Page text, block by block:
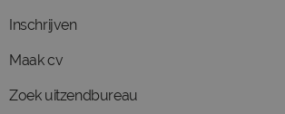
Inschrijven
Maak cv
Zoek uitzendbureau